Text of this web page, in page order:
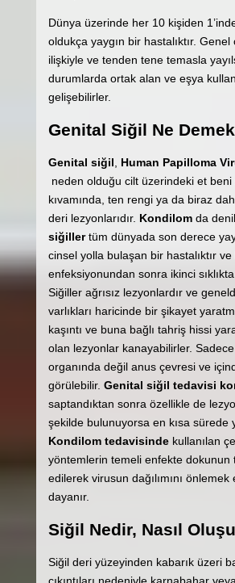
Dünya üzerinde her 10 kişiden
oldukça yaygın bir hastalıktır.
ilişkiyle ve tenden tene temasla
durumlarda ortak alan ve eşya
gelişebilirler.
Genital Siğil Ne
Genital siğil Human Papilloma
neden olduğu cilt üzerindeki et
kıvamında, ten rengi ya da biraz
deri lezyonlarıdır. Kondilomda
siğillertüm dünyada son derece
cinsel yolla bulaşan bir hastalıktır ve
enfeksiyonundan sonra ikinci
Siğiller ağrısız lezyonlardır ve
varlıkları haricinde bir şikayet
kaşıntı ve buna bağlı tahriş hissi
olan lezyonlar kanayabilirler.
organında değil anus çevresi ve
görülebilir. Genital siğil tedavisi
saptandıktan sonra özellikle de
şekilde bulunuyorsa en kısa sürede
Kondilom tedavisindekullanılan
yöntemlerin temeli enfekte dokunun
edilerek virusun dağılımını önlemek
dayanır.
Siğil Nedir, Nasıl
Siğil deri yüzeyinden kabarık üzeri
çıkıntıları nedeniyle karnabahar